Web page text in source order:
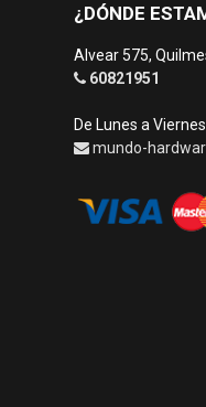
¿DÓNDE
Alvear 575,
60821951
De Lunes a
mundo-